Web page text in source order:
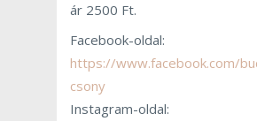
ár 2500 Ft.
Facebook-oldal:
https://www.facebook.com/
csony
Instagram-oldal: